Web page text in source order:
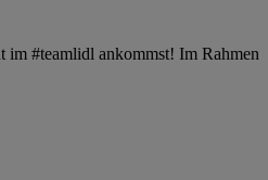
im #teamlidl ankommst! Im Rahmen